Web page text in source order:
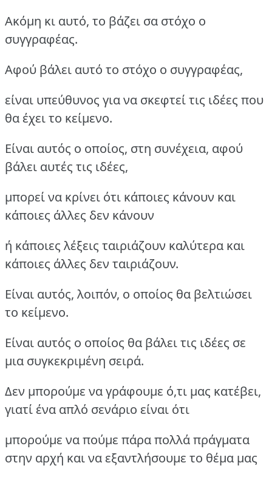
Ακόμη κι αυτό, το βάζει σα στόχο ο
συγγραφέας.
Αφού βάλει αυτό το στόχο ο συγγραφέας,
είναι υπεύθυνος για να σκεφτεί τις ιδέες που
θα έχει το κείμενο.
Είναι αυτός ο οποίος, στη συνέχεια, αφού
βάλει αυτές τις ιδέες,
μπορεί να κρίνει ότι κάποιες κάνουν και
κάποιες άλλες δεν κάνουν
ή κάποιες λέξεις ταιριάζουν καλύτερα και
κάποιες άλλες δεν ταιριάζουν.
Είναι αυτός, λοιπόν, ο οποίος θα βελτιώσει
το κείμενο.
Είναι αυτός ο οποίος θα βάλει τις ιδέες σε
μια συγκεκριμένη σειρά.
Δεν μπορούμε να γράφουμε ό,τι μας κατέβει,
γιατί ένα απλό σενάριο είναι ότι
μπορούμε να πούμε πάρα πολλά πράγματα
στην αρχή και να εξαντλήσουμε το θέμα μας